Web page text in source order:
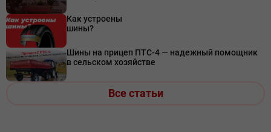
Как устроены
шины?
Шины на прицеп ПТС-4 — надежный помощник
в сельском хозяйстве
Все статьи